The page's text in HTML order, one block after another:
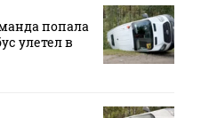
попала
улетел в